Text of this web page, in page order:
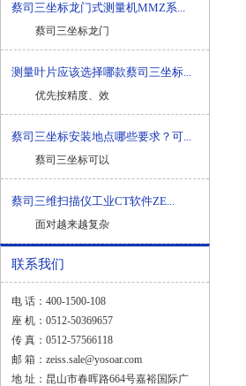
蔡司三坐标龙门式测量机MMZ系...
蔡司三坐标龙门
测量叶片应该选择哪款蔡司三坐标...
优先按精度、效
蔡司三坐标安装地点哪些要求？可...
蔡司三坐标可以
蔡司三维扫描仪工业CT软件ZE...
面对越来越复杂
联系我们
电 话：400-1500-108
座 机：0512-50369657
传 真：0512-57566118
邮 箱：zeiss.sale@yosoar.com
地 址：昆山市春晖路664号嘉裕国际广